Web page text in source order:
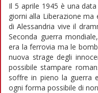
Il 5 aprile 1945 è una
giorni alla Liberazione
di Alessandria vive il
Seconda guerra
era la ferrovia ma le
nuova strage degli
possibile stampare
soffre in pieno la guerra
ogni forma possibile di